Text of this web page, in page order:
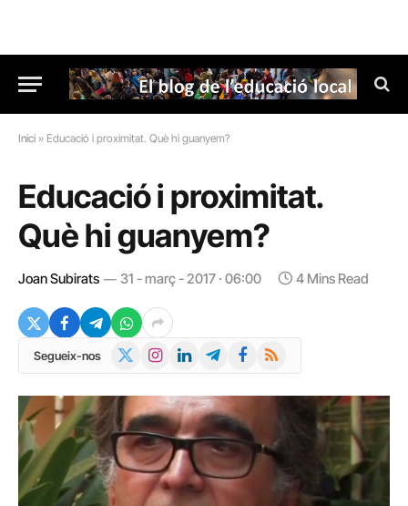
Inici » Educació i proximitat. Què hi guanyem?
Educació i proximitat.
Què hi guanyem?
Joan Subirats 31 - març - 2017 · 06:00 4 Mins Read
Segueix-nos InstagramLinkedInTelegramFacebook
RSS